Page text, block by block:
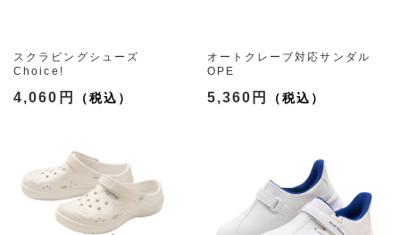
スクラビングシューズ
Choice!
4,060円
オートクレーブ対応サンダル
OPE
5,360円